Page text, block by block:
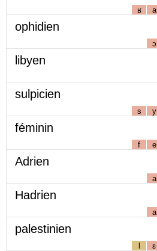
ʁ a
ophidien
ɔ
libyen
sulpicien
s y
féminin
f e
Adrien
a
Hadrien
a
palestinien
l ɛ